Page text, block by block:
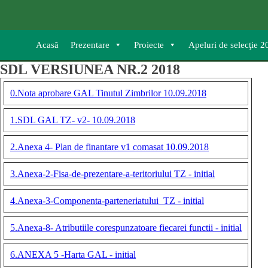
Acasă Prezentare Proiecte Apeluri de selecţie
SDL VERSIUNEA NR.2 2018
0.Nota aprobare GAL Tinutul Zimbrilor 10.09.2018
1.SDL GAL TZ- v2- 10.09.2018
2.Anexa 4- Plan de finantare v1 comasat 10.09.2018
3.Anexa-2-Fisa-de-prezentare-a-teritoriului TZ - initial
4.Anexa-3-Componenta-parteneriatului_TZ - initial
5.Anexa-8- Atributiile corespunzatoare fiecarei functii - initial
6.ANEXA 5 -Harta GAL - initial